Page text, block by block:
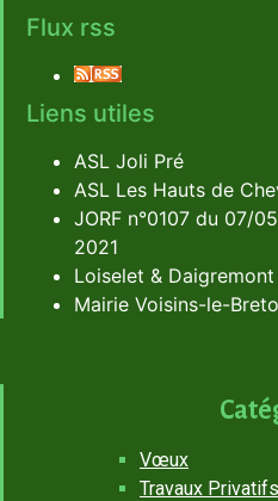
Flux rss
Liens utiles
ASL Joli Pré
ASL Les Hauts de
JORF n°0107 du 07/
2021
Loiselet & Daigremont
Mairie Voisins-le-
Vœux
Travaux Privatifs